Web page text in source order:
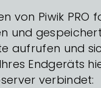
von Piwik PRO
und
aufrufen und
Endgeräts
verbindet: